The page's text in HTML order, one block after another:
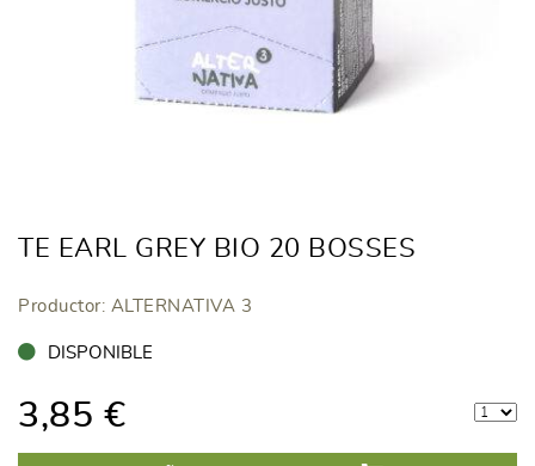
TE EARL GREY BIO 20 BOSSES
Productor: ALTERNATIVA 3
DISPONIBLE
3,85 €